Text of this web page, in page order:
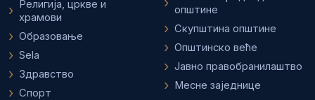
Религија, цркве и
храмови
Образовање
Sela
Здравство
Спорт
општине
Скупштина општине
Општинско веће
Јавно правобранилаштво
Месне заједнице